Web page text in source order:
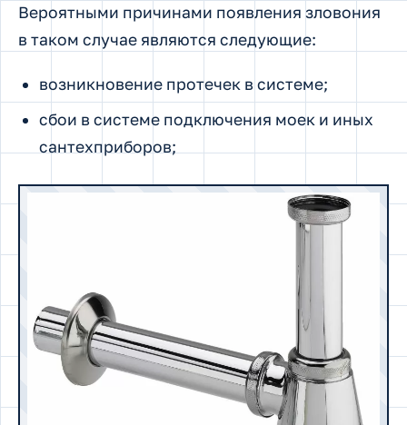
Вероятными причинами появления зловония
в таком случае являются следующие:
возникновение протечек в системе;
сбои в системе подключения моек и иных
сантехприборов;